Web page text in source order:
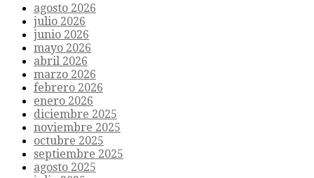
agosto 2026
julio 2026
junio 2026
mayo 2026
abril 2026
marzo 2026
febrero 2026
enero 2026
diciembre 2025
noviembre 2025
octubre 2025
septiembre 2025
agosto 2025